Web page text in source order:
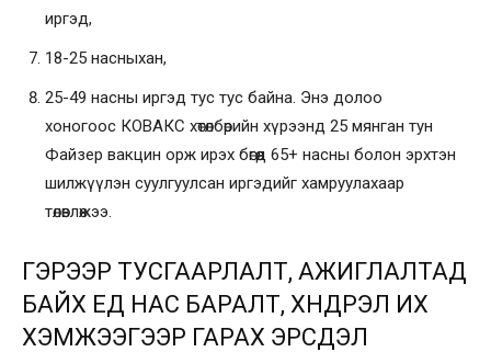
иргэд,
18-25 насныхан,
25-49 насны иргэд тус тус байна. Энэ долоо
хоногоос КОВАКС хөтөлбөрийн хүрээнд 25 мянган тун
Файзер вакцин орж ирэх бөгөөд 65+ насны болон эрхтэн
шилжүүлэн суулгуулсан иргэдийг хамруулахаар
төлөвлөжээ.
ГЭРЭЭР ТУСГААРЛАЛТ, АЖИГЛАЛТАД
БАЙХ ҮЕД НАС БАРАЛТ, ХҮНДРЭЛ ИХ
ХЭМЖЭЭГЭЭР ГАРАХ ЭРСДЭЛ